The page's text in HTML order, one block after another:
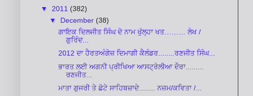
▼ 2011 (382)
▼ December (38)
ਗਾਇਕ ਦਿਲਜੀਤ ਸਿੰਘ ਦੇ ਨਾਮ ਖੁੱਲ੍ਹਾ ਖਤ……… ਲੇਖ /
ਗੁਰਿੰਦ...
2012 ਦਾ ਹੈਰਤਅੰਗੇਜ਼ ਦਿਮਾਗੀ ਕੈਲੰਡਰ........ਰਣਜੀਤ ਸਿੰਘ...
ਭਾਰਤ ਲਈ ਅਗਨੀ ਪ੍ਰੀਖਿਆ ਆਸਟ੍ਰੇਲੀਆ ਦੌਰਾ.........
ਰਣਜੀਤ...
ਮਾਤਾ ਗੁਜਰੀ ਤੇ ਛੋਟੇ ਸਾਹਿਬਜ਼ਾਦੇ........ ਨਜ਼ਮ/ਕਵਿਤਾ /...